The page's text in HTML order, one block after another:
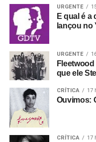
E se ainda não
newslettere
mail.
No meio da porradaria
femininos (a vocalista é
banda em fazer
ambiente sonoro que
100% entendidas sem
Gostou do
Fantasma
E se ainda não
newsletter
mail.
URGENTE
E qual é a
lançou no
URGENTE
que ele
CRÍTICA 17
Ouvimos:
CRÍTICA 17